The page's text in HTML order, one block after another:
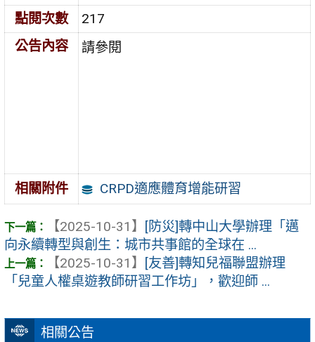
相關公告
點閱次數
217
公告內容
請參閱
相關附件 CRPD適應體育增能研習
【2025-10-31】 [防災]轉中山大學辦理「邁
向永續轉型與創生：城市共事館的全球在 ...
【2025-10-31】 [友善]轉知兒福聯盟辦理
「兒童人權桌遊教師研習工作坊」，歡迎師 ...